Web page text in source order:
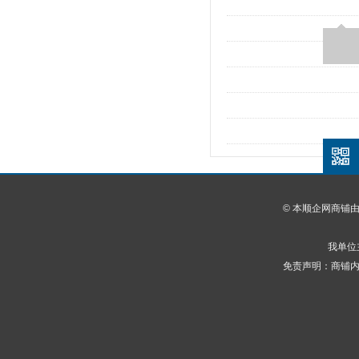
© 本顺企网商铺由
我单位
免责声明：商铺